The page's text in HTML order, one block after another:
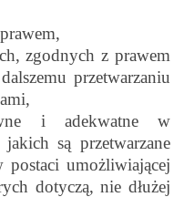
zgodnych z prawem
przetwarzaniu
i adekwatne w
są przetwarzane
postaci umożliwiającej
dotyczą, nie dłużej